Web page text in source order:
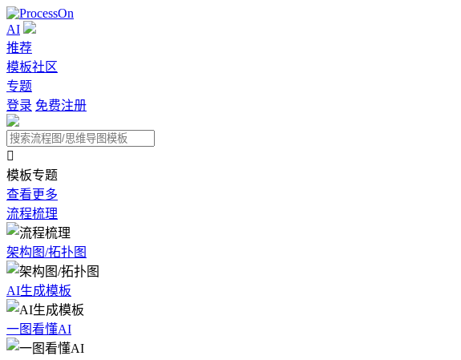
AI
推荐
模板社区
专题
登录 免费注册

模板专题
查看更多
流程梳理
架构图/拓扑图
AI生成模板
一图看懂AI